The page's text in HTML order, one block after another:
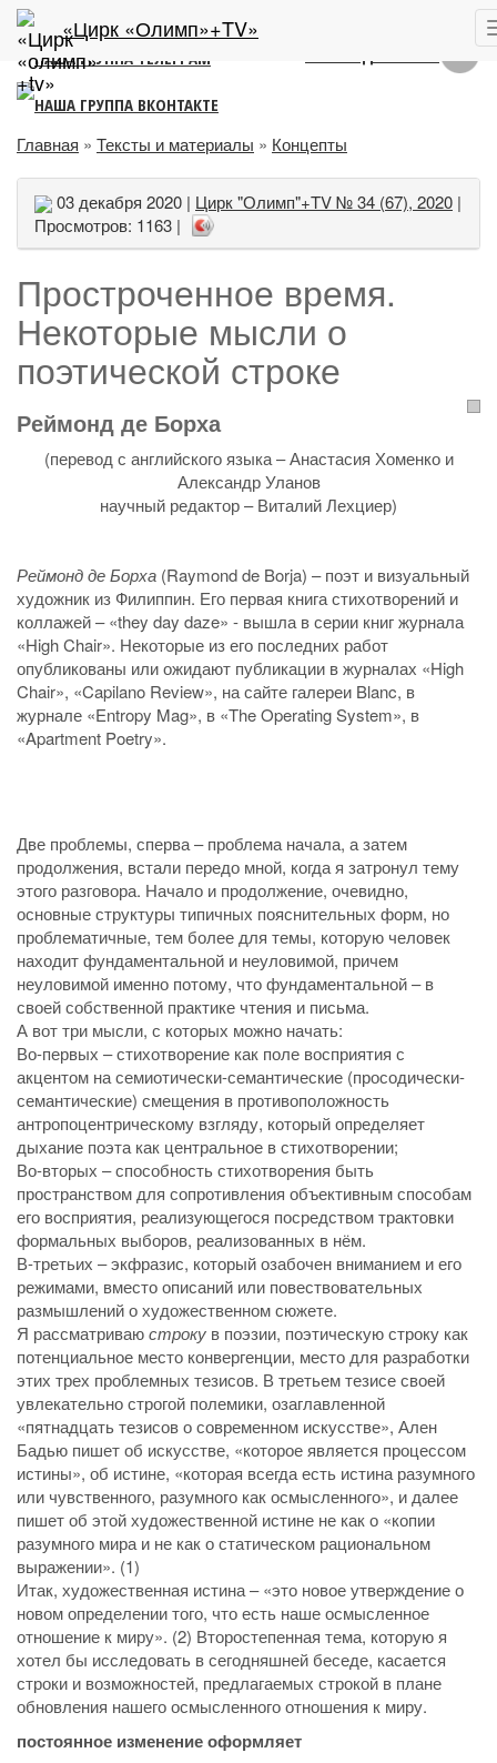
ЛИТЕРАТУРНО-АНАЛИТИЧЕСКИЙ ПОРТАЛ
«Цирк «Олимп»+TV»
Главная » Тексты и материалы » Концепты
03 декабря 2020 | Цирк "Олимп"+TV № 34 (67), 2020 |
Просмотров: 1163 |
Простроченное время.
Некоторые мысли о
поэтической строке
Реймонд де Борха
(перевод с английского языка – Анастасия Хоменко и
Александр Уланов
научный редактор – Виталий Лехциер)
Реймонд де Борха (Raymond de Borja) – поэт и визуальный
художник из Филиппин. Его первая книга стихотворений и
коллажей – «they day daze» - вышла в серии книг журнала
«High Chair». Некоторые из его последних работ
опубликованы или ожидают публикации в журналах «High
Chair», «Capilano Review», на сайте галереи Blanc, в
журнале «Entropy Mag», в «The Operating System», в
«Apartment Poetry».
Две проблемы, сперва – проблема начала, а затем
продолжения, встали передо мной, когда я затронул тему
этого разговора. Начало и продолжение, очевидно,
основные структуры типичных пояснительных форм, но
проблематичные, тем более для темы, которую человек
находит фундаментальной и неуловимой, причем
неуловимой именно потому, что фундаментальной – в
своей собственной практике чтения и письма.
А вот три мысли, с которых можно начать:
Во-первых – стихотворение как поле восприятия с
акцентом на семиотически-семантические (просодически-
семантические) смещения в противоположность
антропоцентрическому взгляду, который определяет
дыхание поэта как центральное в стихотворении;
Во-вторых – способность стихотворения быть
пространством для сопротивления объективным способам
его восприятия, реализующегося посредством трактовки
формальных выборов, реализованных в нём.
В-третьих – экфразис, который озабочен вниманием и его
режимами, вместо описаний или повествовательных
размышлений о художественном сюжете.
Я рассматриваюстроку в поэзии, поэтическую строку как
потенциальное место конвергенции, место для разработки
этих трех проблемных тезисов. В третьем тезисе своей
увлекательно строгой полемики, озаглавленной
«пятнадцать тезисов о современном искусстве», Ален
Бадью пишет об искусстве, «которое является процессом
истины», об истине, «которая всегда есть истина разумного
или чувственного, разумного как осмысленного», и далее
пишет об этой художественной истине не как о «копии
разумного мира и не как о статическом рациональном
выражении». (1)
Итак, художественная истина – «это новое утверждение о
новом определении того, что есть наше осмысленное
отношение к миру». (2) Второстепенная тема, которую я
хотел бы исследовать в сегодняшней беседе, касается
строки и возможностей, предлагаемых строкой в плане
обновления нашего осмысленного отношения к миру.
постоянное изменение оформляет